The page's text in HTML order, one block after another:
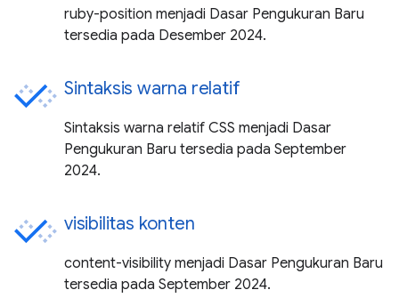
ruby-position menjadi Dasar Pengukuran Baru
tersedia pada Desember 2024.
Sintaksis warna relatif
Sintaksis warna relatif CSS menjadi Dasar
Pengukuran Baru tersedia pada September
2024.
visibilitas konten
content-visibility menjadi Dasar Pengukuran Baru
tersedia pada September 2024.